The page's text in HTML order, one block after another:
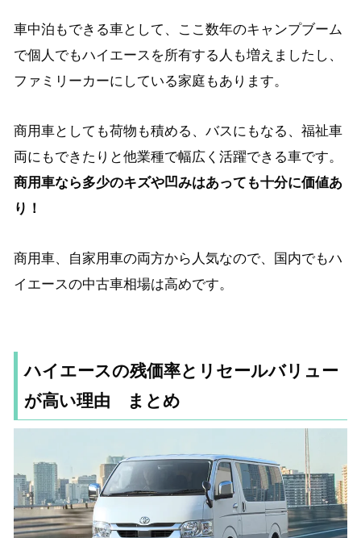
車中泊もできる車として、ここ数年のキャンプブーム
で個人でもハイエースを所有する人も増えましたし、
ファミリーカーにしている家庭もあります。
商用車としても荷物も積める、バスにもなる、福祉車
両にもできたりと他業種で幅広く活躍できる車です。
商用車なら多少のキズや凹みはあっても十分に価値あ
り！
商用車、自家用車の両方から人気なので、国内でもハ
イエースの中古車相場は高めです。
ハイエースの残価率とリセールバリュー
が高い理由 まとめ